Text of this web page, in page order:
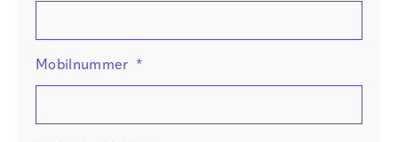
Mobilnummer *